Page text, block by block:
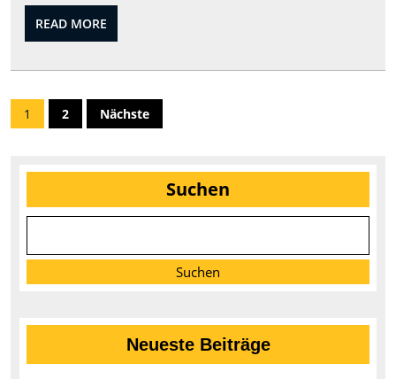
und
Leistung
vereint
READ MORE
MORE
Seitennummerierung
der
1 2 Nächste
Suchen
Suchen
Neueste Beiträge